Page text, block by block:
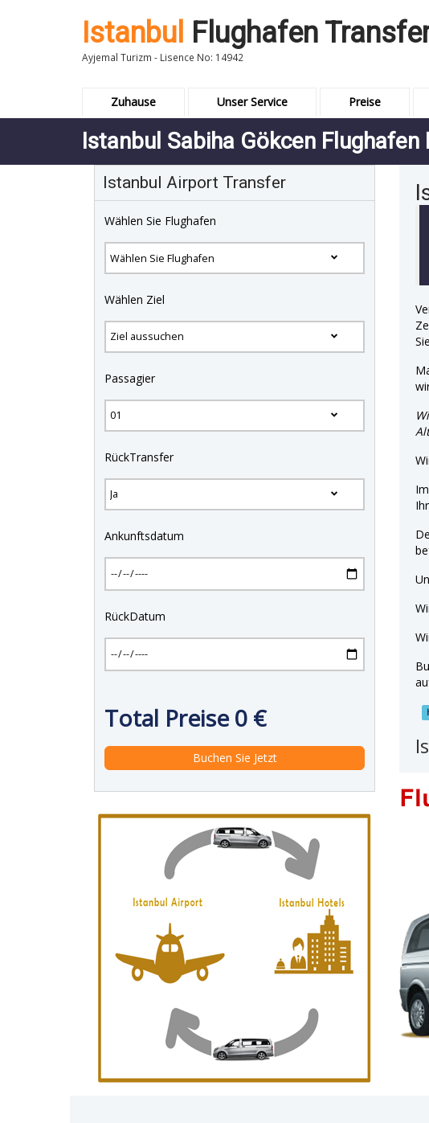
Istanbul Flughafen
Ayjemal Turizm - Lisence No: 14942
Zuhause Unser Service Preise
Istanbul Sabiha Gökcen Flughafen
Istanbul Airport Transfer
Wählen Sie Flughafen
Wählen Ziel
Passagier
RückTransfer
Ankunftsdatum
RückDatum
Total Preise0 €